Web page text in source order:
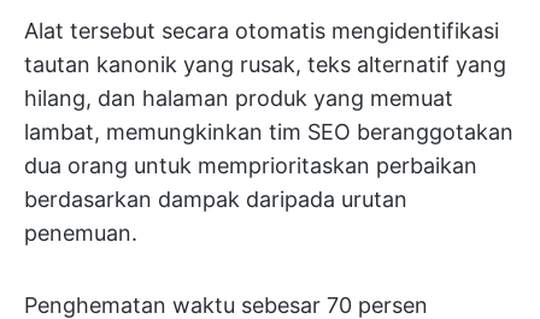
Alat tersebut secara otomatis mengidentifikasi
tautan kanonik yang rusak, teks alternatif yang
hilang, dan halaman produk yang memuat
lambat, memungkinkan tim SEO beranggotakan
dua orang untuk memprioritaskan perbaikan
berdasarkan dampak daripada urutan
penemuan.
Penghematan waktu sebesar 70 persen